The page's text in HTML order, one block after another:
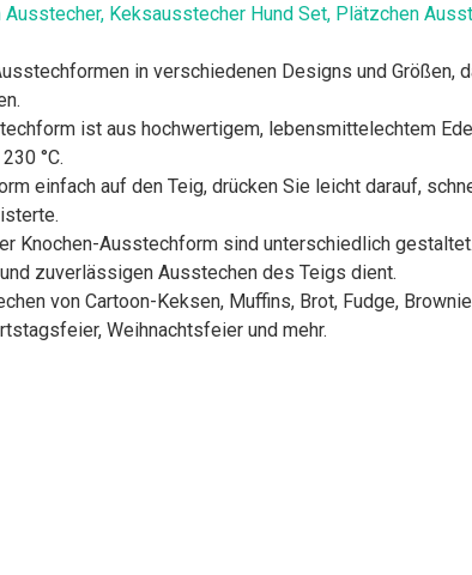
Keksausstecher Hund Set, Plätzchen
in verschiedenen Designs und Größen,
ist aus hochwertigem, lebensmittelechtem
°C.
einfach auf den Teig, drücken Sie leicht darauf,
Knochen-Ausstechform sind unterschiedlich
zuverlässigen Ausstechen des Teigs dient.
von Cartoon-Keksen, Muffins, Brot, Fudge,
Weihnachtsfeier und mehr.